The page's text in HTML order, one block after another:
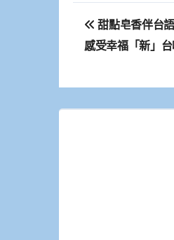
文
章
覽
甜點皂香伴台
感受幸福「新」